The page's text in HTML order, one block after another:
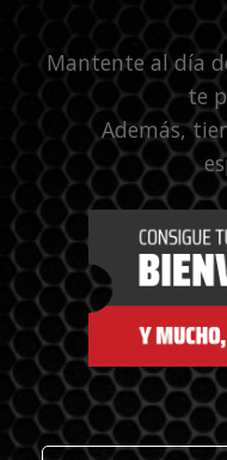
Mantente al día
te
Además,